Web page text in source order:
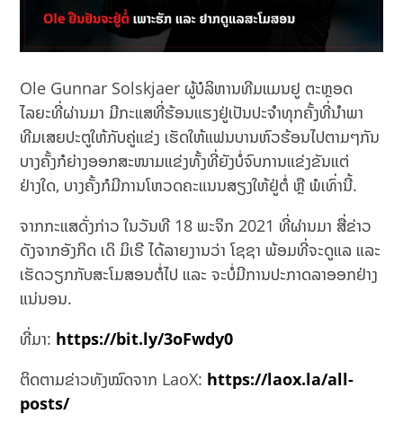
Ole Gunnar Solskjaer ຜູ້ບໍລິຫານທີມແມນຢູ ຕະຫຼອດ
ໄລຍະທີ່ຜ່ານມາ ມີກະແສທີ່ຮ້ອນແຮງຢູ່ເປັນປະຈຳທຸກຄັ້ງທີ່ນຳພາ
ທີມເສຍປະຕູໃຫ້ກັບຄູ່ແຂ່ງ ເຮັດໃຫ້ແຟນບານຫົວຮ້ອນໄປຕາມໆກັນ
ບາງຄັ້ງກໍຍ່າງອອກສະໜາມແຂ່ງທັ້ງທີ່ຍັງບໍ່ຈົບການແຂ່ງຂັນແຕ່
ຢ່າງໃດ, ບາງຄັ້ງກໍມີການໂຫວດຄະແນນສຽງໃຫ້ຢູ່ຕໍ່ ຫຼື ພໍເທົ່ານີ້.
ຈາກກະແສດັ່ງກ່າວ ໃນວັນທີ 18 ພະຈິກ 2021 ທີ່ຜ່ານມາ ສື່ຂ່າວ
ດັງຈາກອັງກິດ ເດິ ມິເຣີ ໄດ້ລາຍງານວ່າ ໂຊຊາ ພ້ອມທີ່ຈະດູແລ ແລະ
ເຮັດວຽກກັບສະໂມສອນຕໍ່ໄປ ແລະ ຈະບໍ່ມີການປະກາດລາອອກຢ່າງ
ແນ່ນອນ.
ທີ່ມາ: https://bit.ly/3oFwdy0
ຕິດຕາມຂ່າວທັງໝົດຈາກ LaoX: https://laox.la/all-
posts/